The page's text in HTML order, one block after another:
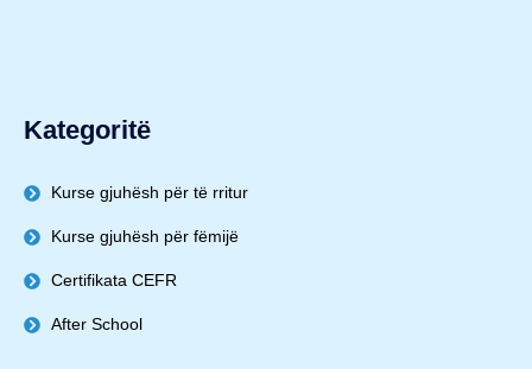
Kategoritë
Kurse gjuhësh për të rritur
Kurse gjuhësh për fëmijë
Certifikata CEFR
After School